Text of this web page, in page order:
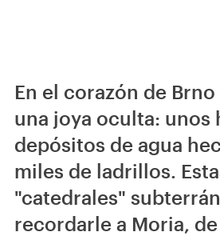
En el corazón de
una joya oculta: unos
depósitos de agua
miles de ladrillos.
"catedrales"
recordarle a Moria,